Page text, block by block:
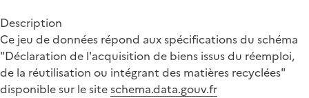
Description
Ce jeu de données répond aux spécifications du schéma
"Déclaration de l'acquisition de biens issus du réemploi,
de la réutilisation ou intégrant des matières recyclées"
disponible sur le siteschema.data.gouv.fr